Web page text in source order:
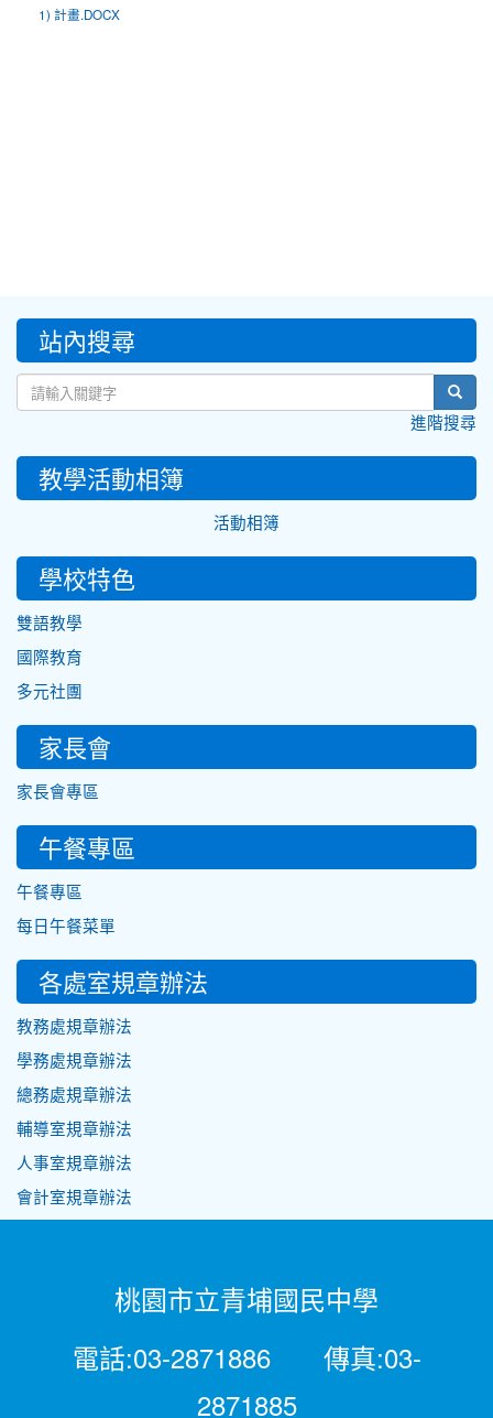
1) 計畫.DOCX
::: 站內搜尋
進階搜尋
教學活動相簿
活動相簿
學校特色
雙語教學
國際教育
多元社團
家長會
家長會專區
午餐專區
午餐專區
每日午餐菜單
各處室規章辦法
教務處規章辦法
學務處規章辦法
總務處規章辦法
輔導室規章辦法
人事室規章辦法
會計室規章辦法
桃園市立青埔國民中學
電話:03-2871886 傳真:03-
2871885